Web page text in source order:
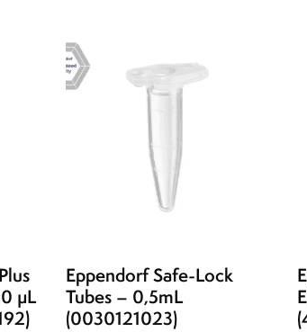
µL
Eppendorf Safe-Lock
Tubes – 0,5mL
(0030121023)